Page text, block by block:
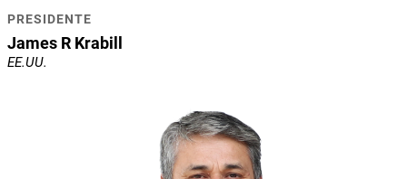
PRESIDENTE
James R Krabill
EE.UU.